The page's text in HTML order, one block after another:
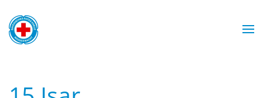
Zum Hauptinhalt springen